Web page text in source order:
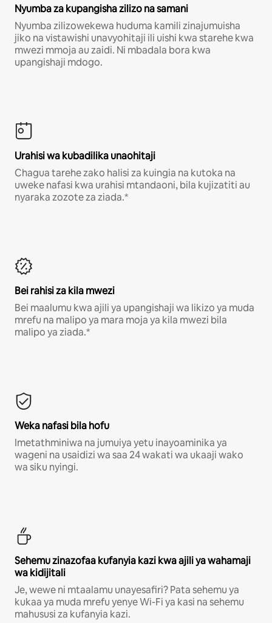
Nyumba za kupangisha zilizo na samani
Nyumba zilizowekewa huduma kamili zinajumuisha
jiko na vistawishi unavyohitaji ili uishi kwa starehe kwa
mwezi mmoja au zaidi. Ni mbadala bora kwa
upangishaji mdogo.
Urahisi wa kubadilika unaohitaji
Chagua tarehe zako halisi za kuingia na kutoka na
uweke nafasi kwa urahisi mtandaoni, bila kujizatiti au
nyaraka zozote za ziada.*
Bei rahisi za kila mwezi
Bei maalumu kwa ajili ya upangishaji wa likizo ya muda
mrefu na malipo ya mara moja ya kila mwezi bila
malipo ya ziada.*
Weka nafasi bila hofu
Imetathminiwa na jumuiya yetu inayoaminika ya
wageni na usaidizi wa saa 24 wakati wa ukaaji wako
wa siku nyingi.
Sehemu zinazofaa kufanyia kazi kwa ajili ya wahamaji
wa kidijitali
Je, wewe ni mtaalamu unayesafiri? Pata sehemu ya
kukaa ya muda mrefu yenye Wi-Fi ya kasi na sehemu
mahususi za kufanyia kazi.